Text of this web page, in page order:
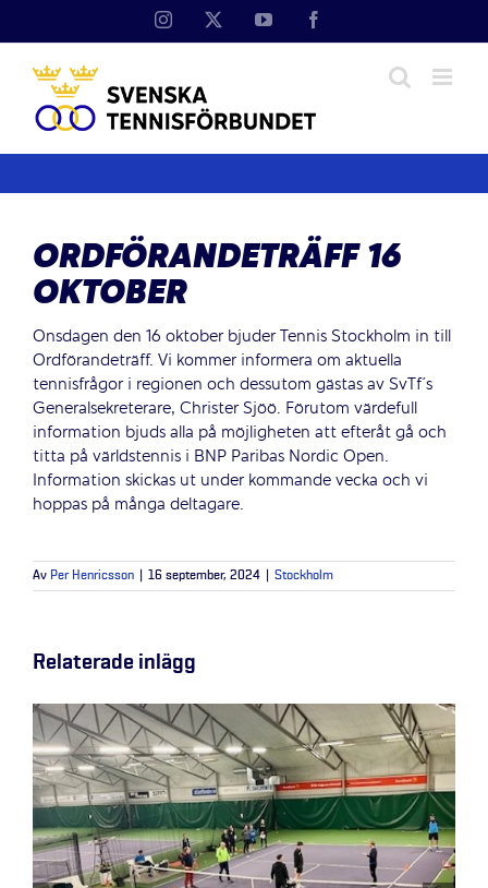
Instagram YouTube
ORDFÖRANDETRÄFF 16
OKTOBER
Onsdagen den 16 oktober bjuder Tennis Stockholm in till
Ordförandeträff. Vi kommer informera om aktuella
tennisfrågor i regionen och dessutom gästas av SvTf´s
Generalsekreterare, Christer Sjöö. Förutom värdefull
information bjuds alla på möjligheten att efteråt gå och
titta på världstennis i BNP Paribas Nordic Open.
Information skickas ut under kommande vecka och vi
hoppas på många deltagare.
Av Per Henricsson 16 september, 2024 Stockholm
Relaterade inlägg